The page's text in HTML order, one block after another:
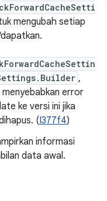
mengubah setiap
,
error
ke versi ini jika
(I377f4)
informasi
data awal.